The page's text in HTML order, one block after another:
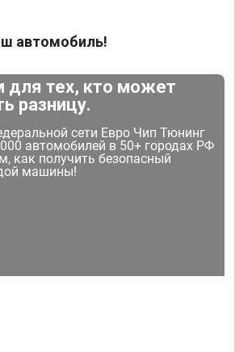
автомобиль!
тех, кто может
разницу.
сети Евро Чип Тюнинг
автомобилей в 50+ городах РФ
как получить безопасный
машины!